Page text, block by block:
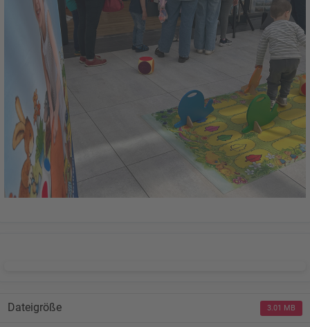
Dateigröße 3.01 MB